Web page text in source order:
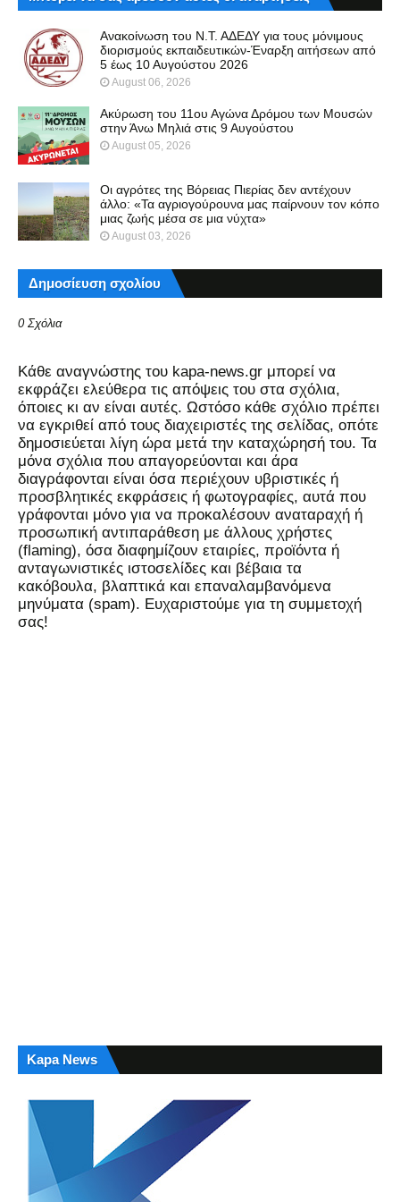
Ανακοίνωση του Ν.Τ. ΑΔΕΔΥ για τους μόνιμους
διορισμούς εκπαιδευτικών-Έναρξη αιτήσεων από
5 έως 10 Αυγούστου 2026
August 06, 2026
Ακύρωση του 11ου Αγώνα Δρόμου των Μουσών
στην Άνω Μηλιά στις 9 Αυγούστου
August 05, 2026
Οι αγρότες της Βόρειας Πιερίας δεν αντέχουν
άλλο: «Τα αγριογούρουνα μας παίρνουν τον κόπο
μιας ζωής μέσα σε μια νύχτα»
August 03, 2026
Δημοσίευση σχολίου
0 Σχόλια
Kάθε αναγνώστης του kapa-news.gr μπορεί να
εκφράζει ελεύθερα τις απόψεις του στα σχόλια,
όποιες κι αν είναι αυτές. Ωστόσο κάθε σχόλιο πρέπει
να εγκριθεί από τους διαχειριστές της σελίδας, οπότε
δημοσιεύεται λίγη ώρα μετά την καταχώρησή του. Τα
μόνα σχόλια που απαγορεύονται και άρα
διαγράφονται είναι όσα περιέχουν υβριστικές ή
προσβλητικές εκφράσεις ή φωτογραφίες, αυτά που
γράφονται μόνο για να προκαλέσουν αναταραχή ή
προσωπική αντιπαράθεση με άλλους χρήστες
(flaming), όσα διαφημίζουν εταιρίες, προϊόντα ή
ανταγωνιστικές ιστοσελίδες και βέβαια τα
κακόβουλα, βλαπτικά και επαναλαμβανόμενα
μηνύματα (spam). Ευχαριστούμε για τη συμμετοχή
σας!
Kapa News